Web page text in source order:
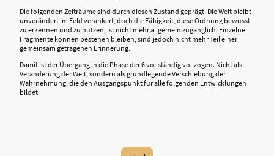
Die folgenden Zeiträume sind durch diesen Zustand geprägt. Die Welt bleibt
unverändert im Feld verankert, doch die Fähigkeit, diese Ordnung bewusst
zu erkennen und zu nutzen, ist nicht mehr allgemein zugänglich. Einzelne
Fragmente können bestehen bleiben, sind jedoch nicht mehr Teil einer
gemeinsam getragenen Erinnerung.
Damit ist der Übergang in die Phase der 6 vollständig vollzogen. Nicht als
Veränderung der Welt, sondern als grundlegende Verschiebung der
Wahrnehmung, die den Ausgangspunkt für alle folgenden Entwicklungen
bildet.